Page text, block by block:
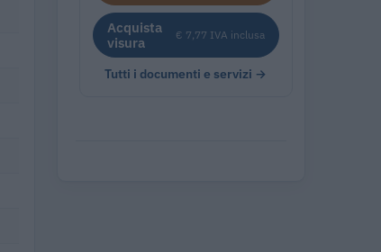
Acquista
visura
€ 7,77 IVA inclusa
Tutti i documenti e servizi →